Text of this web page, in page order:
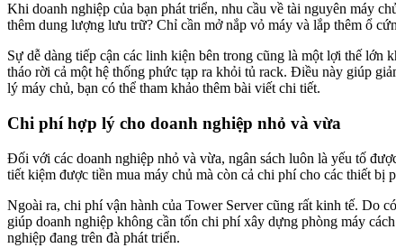
Khi doanh nghiệp của bạn phát triển, nhu cầu về tài nguyên máy
thêm dung lượng lưu trữ? Chỉ cần mở nắp vỏ máy và lắp thêm ổ
Sự dễ dàng tiếp cận các linh kiện bên trong cũng là một lợi thế lớn
tháo rời cả một hệ thống phức tạp ra khỏi tủ rack. Điều này giúp
lý máy chủ, bạn có thể tham khảo thêm bài viết chi tiết.
Chi phí hợp lý cho doanh nghiệp nhỏ và vừa
Đối với các doanh nghiệp nhỏ và vừa, ngân sách luôn là yếu tố
tiết kiệm được tiền mua máy chủ mà còn cả chi phí cho các thiết
Ngoài ra, chi phí vận hành của Tower Server cũng rất kinh tế. Do
giúp doanh nghiệp không cần tốn chi phí xây dựng phòng máy
nghiệp đang trên đà phát triển.